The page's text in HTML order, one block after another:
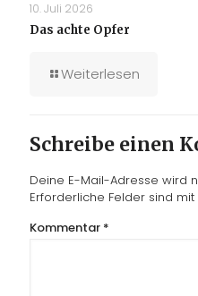
10. Juli 2026
Das achte Opfer
Weiterlesen
Schreibe einen
Deine E-Mail-Adresse wird
Erforderliche Felder sind mit
Kommentar *